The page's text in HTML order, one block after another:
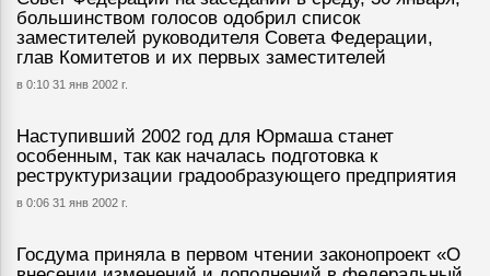
большинством голосов одобрил список
заместителей руководителя Совета Федерации,
глав Комитетов и их первых заместителей
в 0:10 31 янв 2002 г.
Наступивший 2002 год для Юрмаша станет
особенным, так как началась подготовка к
реструктуризации градообразующего предприятия
в 0:06 31 янв 2002 г.
Госдума приняла в первом чтении законопроект «О